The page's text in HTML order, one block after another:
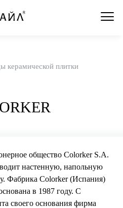
керамической плитки
общество Colorker S.A.
настенную, напольную
Фабрика Colorker (Испания)
в 1987 году. С
своего основания фирма